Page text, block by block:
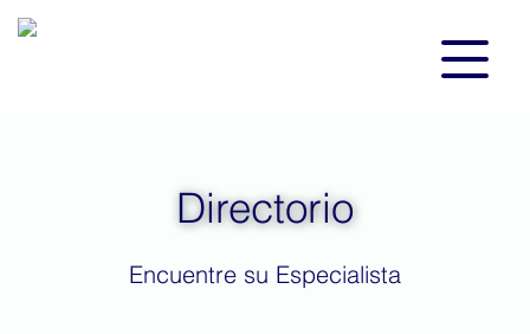
Directorio
Encuentre su Especialista